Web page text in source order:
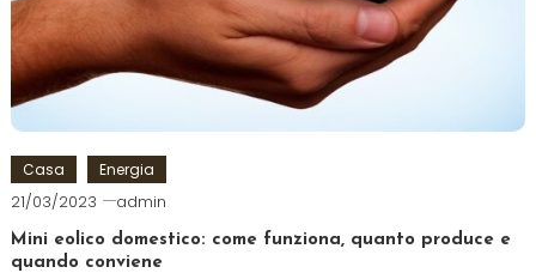
Casa Energia
21/03/2023 admin
Mini eolico domestico: come funziona, quanto produce e
quando conviene